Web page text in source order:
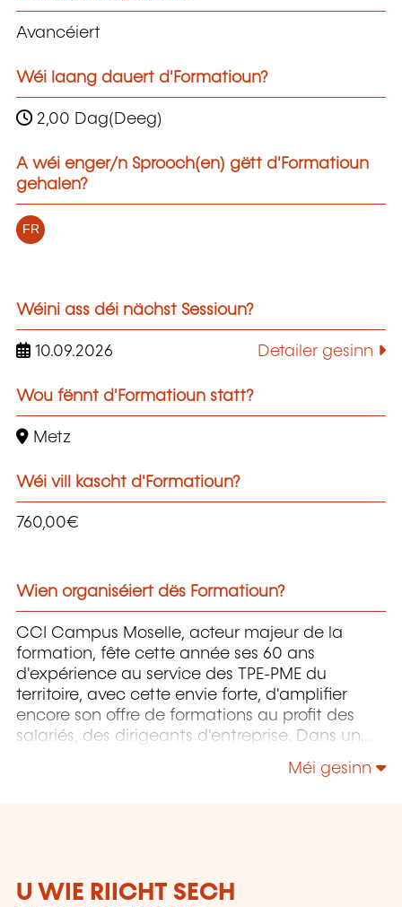
Avancéiert
Wéi laang dauert d'Formatioun?
2,00 Dag(Deeg)
A wéi enger/n Sprooch(en) gëtt d'Formatioun
gehalen?
FR
Wéini ass déi nächst Sessioun?
10.09.2026 Detailer gesinn
Wou fënnt d'Formatioun statt?
Metz
Wéi vill kascht d'Formatioun?
760,00€
Wien organiséiert dës Formatioun?
CCI Campus Moselle, acteur majeur de la
formation, fête cette année ses 60 ans
d'expérience au service des TPE-PME du
territoire, avec cette envie forte, d'amplifier
encore son offre de formations au profit des
salariés, des dirigeants d'entreprise. Dans un
monde qui se transforme à toute vitesse, vous
pouvez compter sur nous pour accompagner
Méi gesinn
U WIE RIICHT SECH